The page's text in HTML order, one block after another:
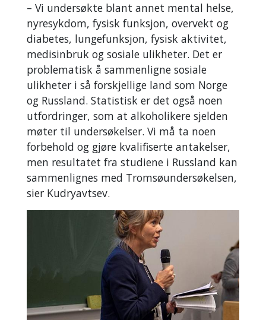
– Vi undersøkte blant annet mental helse,
nyresykdom, fysisk funksjon, overvekt og
diabetes, lungefunksjon, fysisk aktivitet,
medisinbruk og sosiale ulikheter. Det er
problematisk å sammenligne sosiale
ulikheter i så forskjellige land som Norge
og Russland. Statistisk er det også noen
utfordringer, som at alkoholikere sjelden
møter til undersøkelser. Vi må ta noen
forbehold og gjøre kvalifiserte antakelser,
men resultatet fra studiene i Russland kan
sammenlignes med Tromsøundersøkelsen,
sier Kudryavtsev.